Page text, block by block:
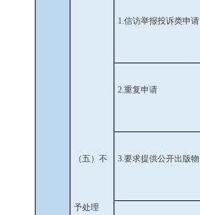
（五）不
予处理
1. 信访举报投诉类申请
2. 重复申请
3. 要求提供公开出版物